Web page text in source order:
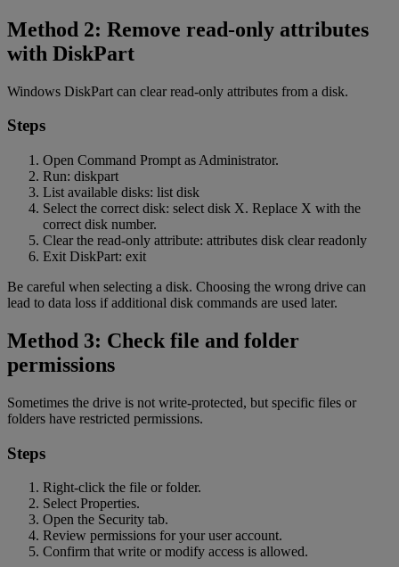
Method 2: Remove read-only attributes
with DiskPart
Windows DiskPart can clear read-only attributes from a disk.
Steps
Open Command Prompt as Administrator.
Run: diskpart
List available disks: list disk
Select the correct disk: select disk X. Replace X with the
correct disk number.
Clear the read-only attribute: attributes disk clear readonly
Exit DiskPart: exit
Be careful when selecting a disk. Choosing the wrong drive can
lead to data loss if additional disk commands are used later.
Method 3: Check file and folder
permissions
Sometimes the drive is not write-protected, but specific files or
folders have restricted permissions.
Steps
Right-click the file or folder.
Select Properties.
Open the Security tab.
Review permissions for your user account.
Confirm that write or modify access is allowed.